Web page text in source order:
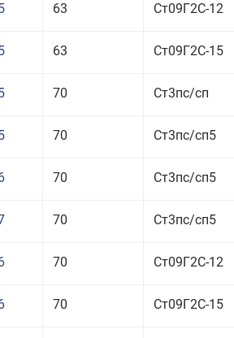
63 Ст09Г2С-12
63 Ст09Г2С-15
70 Ст3пс/сп
70 Ст3пс/сп5
70 Ст3пс/сп5
70 Ст3пс/сп5
70 Ст09Г2С-12
70 Ст09Г2С-15